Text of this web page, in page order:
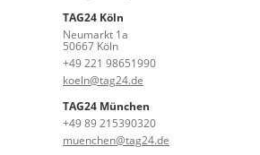
TAG24 Köln
Neumarkt 1a
50667 Köln
+49 221 98651990
koeln@tag24.de
TAG24 München
+49 89 215390320
muenchen@tag24.de